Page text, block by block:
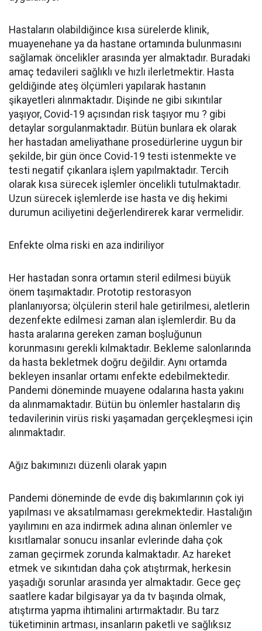
Hastaların olabildiğince kısa sürelerde klinik,
muayenehane ya da hastane ortamında bulunmasını
sağlamak öncelikler arasında yer almaktadır. Buradaki
amaç tedavileri sağlıklı ve hızlı ilerletmektir. Hasta
geldiğinde ateş ölçümleri yapılarak hastanın
şikayetleri alınmaktadır. Dişinde ne gibi sıkıntılar
yaşıyor, Covid-19 açısından risk taşıyor mu ? gibi
detaylar sorgulanmaktadır. Bütün bunlara ek olarak
her hastadan ameliyathane prosedürlerine uygun bir
şekilde, bir gün önce Covid-19 testi istenmekte ve
testi negatif çıkanlara işlem yapılmaktadır. Tercih
olarak kısa sürecek işlemler öncelikli tutulmaktadır.
Uzun sürecek işlemlerde ise hasta ve diş hekimi
durumun aciliyetini değerlendirerek karar vermelidir.
Enfekte olma riski en aza indiriliyor
Her hastadan sonra ortamın steril edilmesi büyük
önem taşımaktadır. Prototip restorasyon
planlanıyorsa; ölçülerin steril hale getirilmesi, aletlerin
dezenfekte edilmesi zaman alan işlemlerdir. Bu da
hasta aralarına gereken zaman boşluğunun
korunmasını gerekli kılmaktadır. Bekleme salonlarında
da hasta bekletmek doğru değildir. Aynı ortamda
bekleyen insanlar ortamı enfekte edebilmektedir.
Pandemi döneminde muayene odalarına hasta yakını
da alınmamaktadır. Bütün bu önlemler hastaların diş
tedavilerinin virüs riski yaşamadan gerçekleşmesi için
alınmaktadır.
Ağız bakımınızı düzenli olarak yapın
Pandemi döneminde de evde diş bakımlarının çok iyi
yapılması ve aksatılmaması gerekmektedir. Hastalığın
yayılımını en aza indirmek adına alınan önlemler ve
kısıtlamalar sonucu insanlar evlerinde daha çok
zaman geçirmek zorunda kalmaktadır. Az hareket
etmek ve sıkıntıdan daha çok atıştırmak, herkesin
yaşadığı sorunlar arasında yer almaktadır. Gece geç
saatlere kadar bilgisayar ya da tv başında olmak,
atıştırma yapma ihtimalini artırmaktadır. Bu tarz
tüketiminin artması, insanların paketli ve sağlıksız